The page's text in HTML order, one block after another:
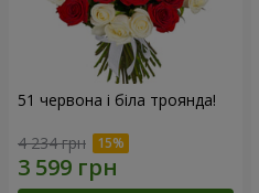
51 червона і біла троянда!
4 234 грн